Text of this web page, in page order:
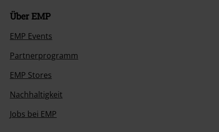
Über EMP
EMP Events
Partnerprogramm
EMP Stores
Nachhaltigkeit
Jobs bei EMP